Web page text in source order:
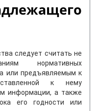
следует считать не
нормативных
или предъявляемым к
к нему
информации, а также
его годности или